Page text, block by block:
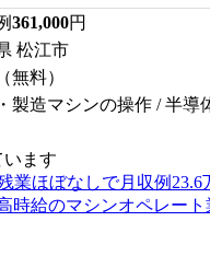
361,000円
松江市
無料）
製造マシンの操作 / 半導
ます